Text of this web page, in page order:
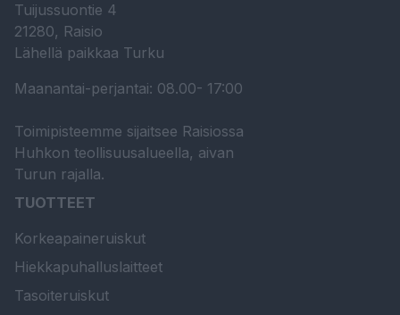
Tuijussuontie 4
21280, Raisio
Lähellä paikkaa Turku
Maanantai-perjantai: 08.00- 17:00
Toimipisteemme sijaitsee Raisiossa
Huhkon teollisuusalueella, aivan
Turun rajalla.
TUOTTEET
Korkeapaineruiskut
Hiekkapuhalluslaitteet
Tasoiteruiskut